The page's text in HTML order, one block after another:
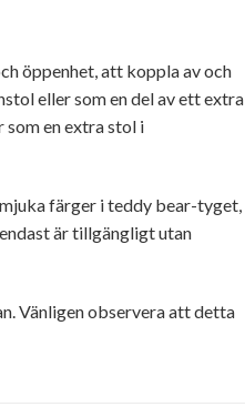
öppenhet, att koppla av och
eller som en del av ett extra
en extra stol i
färger i teddy bear-tyget,
är tillgängligt utan
Vänligen observera att detta